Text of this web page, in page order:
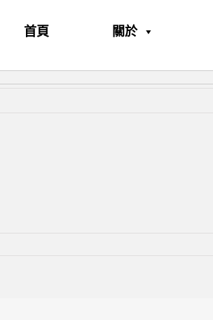
首頁 關於